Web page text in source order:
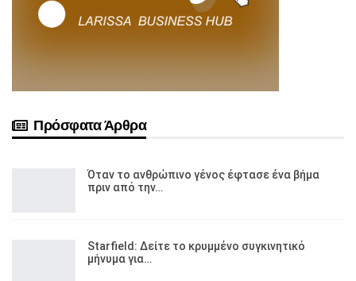
Πρόσφατα Άρθρα
Όταν το ανθρώπινο γένος έφτασε ένα βήμα
πριν από την…
Starfield: Δείτε το κρυμμένο συγκινητικό
μήνυμα για…